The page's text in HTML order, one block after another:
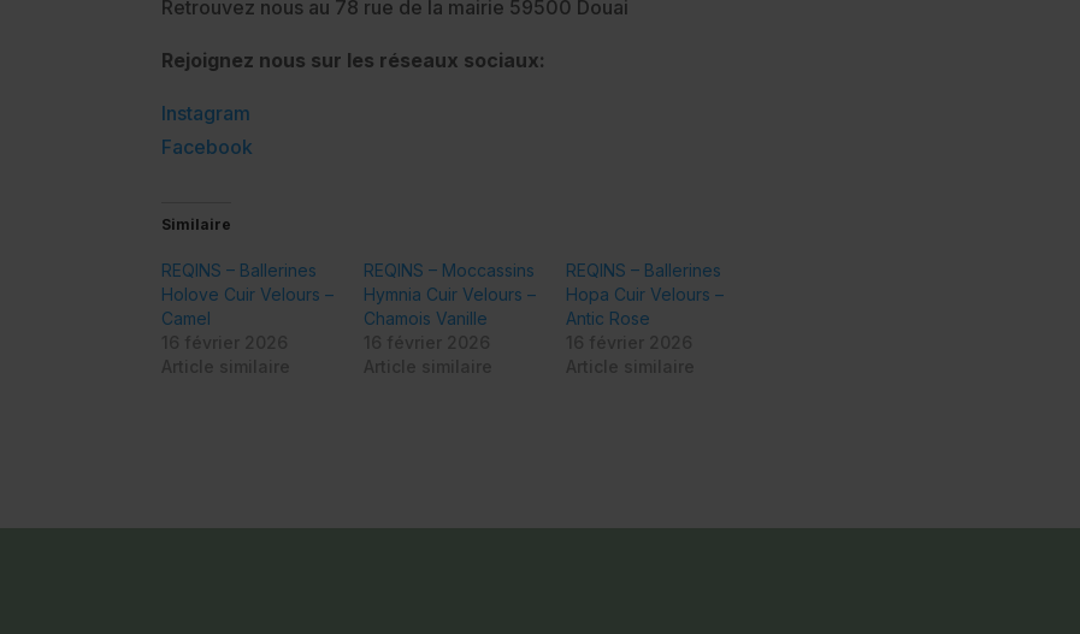
Retrouvez nous au 78 rue de la mairie 59500 Douai
Rejoignez nous sur les réseaux sociaux:
Instagram
Facebook
Similaire
REQINS – Ballerines
Holove Cuir Velours –
Camel
REQINS – Moccassins
Hymnia Cuir Velours –
Chamois Vanille
REQINS – Ballerines
Hopa Cuir Velours –
Antic Rose